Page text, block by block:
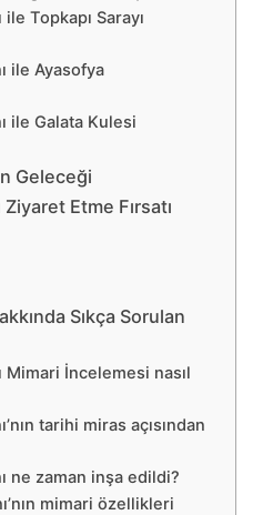
Topkapı Sarayı
ile Ayasofya
ile Galata Kulesi
Geleceği
Etme Fırsatı
Sıkça Sorulan
Mimari İncelemesi nasıl
tarihi miras açısından
ne zaman inşa edildi?
mimari özellikleri